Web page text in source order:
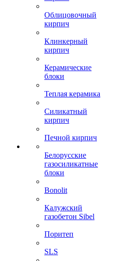
Облицовочный
кирпич
Клинкерный
кирпич
Керамические
блоки
Теплая керамика
Силикатный
кирпич
Печной кирпич
Белорусские
газосиликатные
блоки
Bonolit
Калужский
газобетон Sibel
Поритеп
SLS